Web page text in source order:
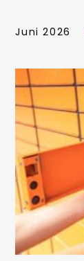
Juni 2026